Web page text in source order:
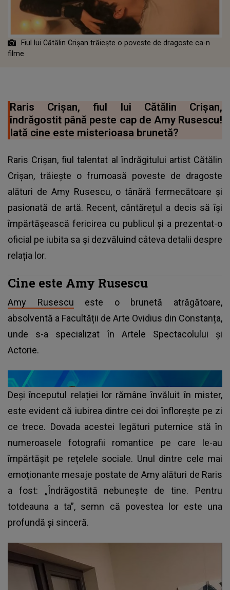
Fiul lui Cătălin Crișan trăiește o poveste de dragoste ca-n
filme
Raris Crișan, fiul lui Cătălin Crișan,
îndrăgostit până peste cap de Amy Rusescu!
Iată cine este misterioasa brunetă?
Raris Crișan, fiul talentat al îndrăgitului artist Cătălin
Crișan, trăiește o frumoasă poveste de dragoste
alături de Amy Rusescu, o tânără fermecătoare și
pasionată de artă. Recent, cântărețul a decis să își
împărtășească fericirea cu publicul și a prezentat-o
oficial pe iubita sa și dezvăluind câteva detalii despre
relația lor.
Cine este Amy Rusescu
Amy Rusescu este o brunetă atrăgătoare,
absolventă a Facultății de Arte Ovidius din Constanța,
unde s-a specializat în Artele Spectacolului și
Actorie.
Deși începutul relației lor rămâne învăluit în mister,
este evident că iubirea dintre cei doi înflorește pe zi
ce trece. Dovada acestei legături puternice stă în
numeroasele fotografii romantice pe care le-au
împărtășit pe rețelele sociale. Unul dintre cele mai
emoționante mesaje postate de Amy alături de Raris
a fost: „Îndrăgostită nebunește de tine. Pentru
totdeauna a ta”, semn că povestea lor este una
profundă și sinceră.